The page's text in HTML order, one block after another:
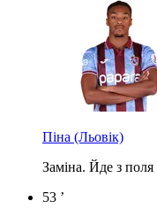
Піна (Льовік)
Заміна. Йде з
53 ’